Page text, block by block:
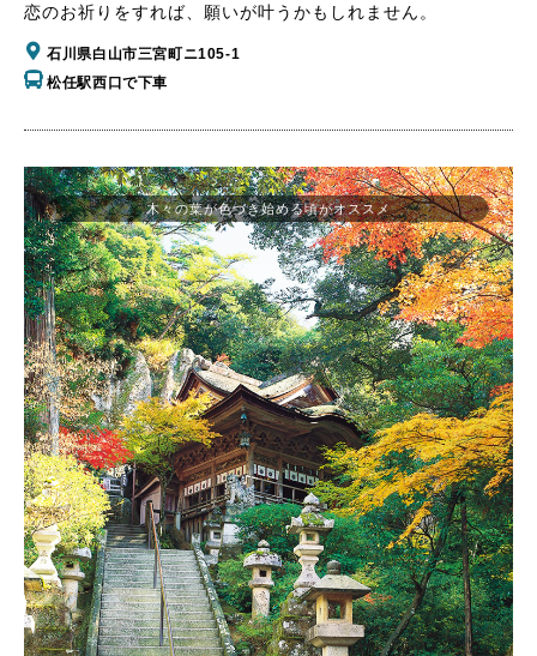
恋のお祈りをすれば、願いが叶うかもしれません。
石川県白山市三宮町ニ105-1
松任駅西口で下車
木々の葉が色づき始める頃がオススメ